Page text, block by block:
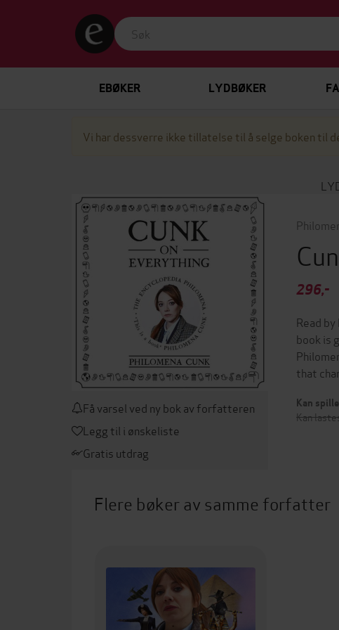
EBØKER LYDBØKER
Vi har dessverre ikke tillatelse til å selge boken til
Få varsel ved ny bok av forfatteren
Legg til i ønskeliste
Gratis utdrag
296,-
Read
book is
that
Kan
Kan
Flere bøker av samme forfatter